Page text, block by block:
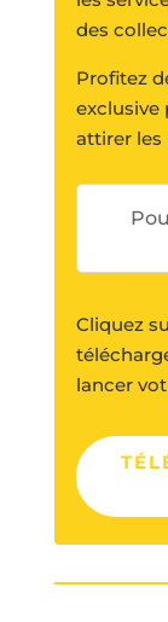
des
Profitez
exclusive
attirer les
Cliquez
lancer